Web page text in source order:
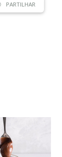
PARTILHAR